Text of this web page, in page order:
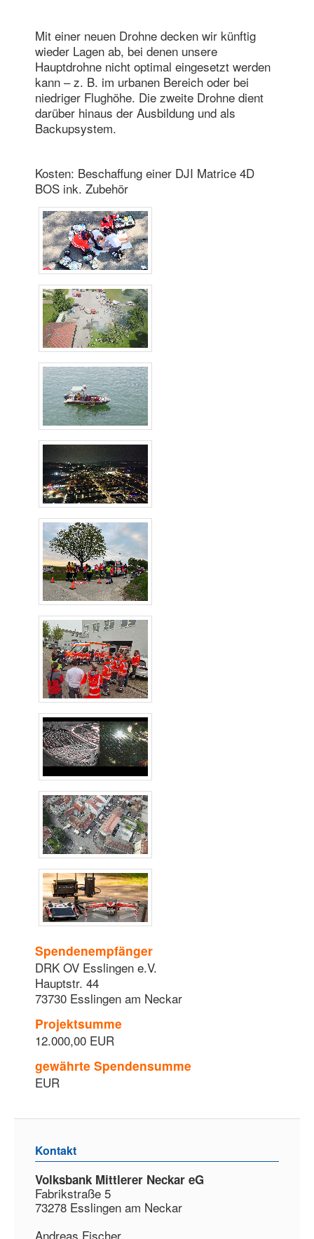
Mit einer neuen Drohne decken wir künftig
wieder Lagen ab, bei denen unsere
Hauptdrohne nicht optimal eingesetzt werden
kann – z. B. im urbanen Bereich oder bei
niedriger Flughöhe. Die zweite Drohne dient
darüber hinaus der Ausbildung und als
Backupsystem.
Kosten: Beschaffung einer DJI Matrice 4D
BOS ink. Zubehör
Spendenempfänger
DRK OV Esslingen e.V.
Hauptstr. 44
73730 Esslingen am Neckar
Projektsumme
12.000,00 EUR
gewährte Spendensumme
EUR
Kontakt
Volksbank Mittlerer Neckar eG
Fabrikstraße 5
73278 Esslingen am Neckar
Andreas Fischer